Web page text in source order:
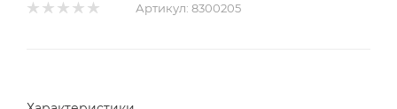
Артикул: 8300205